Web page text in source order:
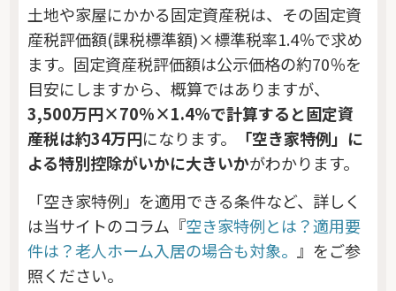
土地や家屋にかかる固定資産税は、その固定資
産税評価額(課税標準額)×標準税率1.4％で求め
ます。固定資産税評価額は公示価格の約70％を
目安にしますから、概算ではありますが、
3,500万円×70％×1.4％で計算すると固定資
産税は約34万円になります。
「空き家特例」に
よる特別控除がいかに大きいかがわかります。
「空き家特例」を適用できる条件など、詳しく
は当サイトのコラム『空き家特例とは？適用要
件は？老人ホーム入居の場合も対象。 』をご参
照ください。